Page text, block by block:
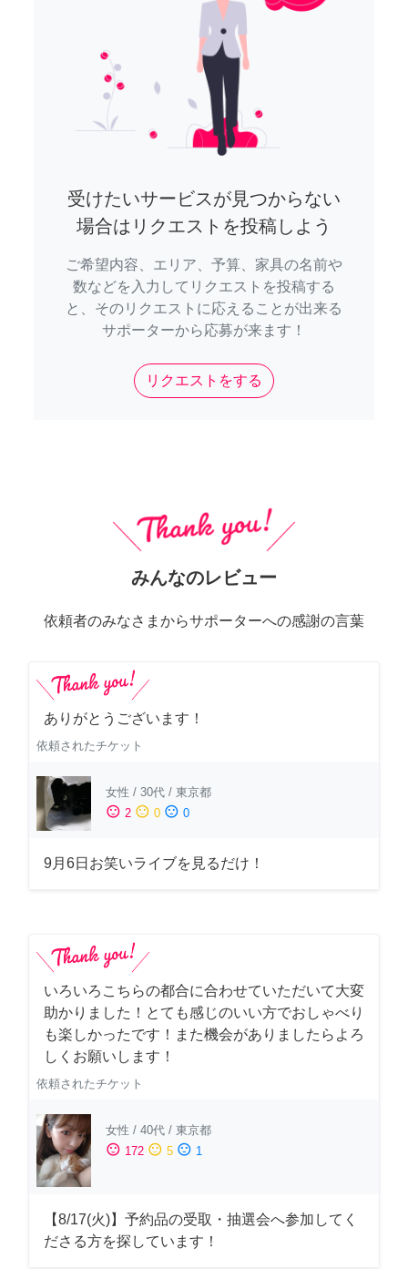
受けたいサービスが見つからない
場合はリクエストを投稿しよう
ご希望内容、エリア、予算、家具の名前や
数などを入力してリクエストを投稿する
と、そのリクエストに応えることが出来る
サポーターから応募が来ます！
リクエストをする
みんなのレビュー
依頼者のみなさまからサポーターへの感謝の言葉
ありがとうございます！
依頼されたチケット
女性 / 30代 / 東京都
sentiment_satisfied 2 sentiment_neutral 0 sentiment_dissatisfied 0
9月6日お笑いライブを見るだけ！
いろいろこちらの都合に合わせていただいて大変
助かりました！とても感じのいい方でおしゃべり
も楽しかったです！また機会がありましたらよろ
しくお願いします！
依頼されたチケット
女性 / 40代 / 東京都
sentiment_satisfied 172 sentiment_neutral 5 sentiment_dissatisfied 1
【8/17(火)】予約品の受取・抽選会へ参加してく
ださる方を探しています！